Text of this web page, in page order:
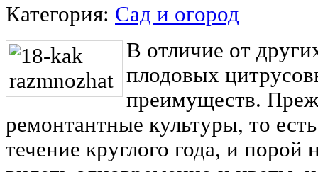
Категория: Сад и огород
В отличие от
плодовых
преимуществ.
ремонтантные культуры, то
течение круглого года, и порой